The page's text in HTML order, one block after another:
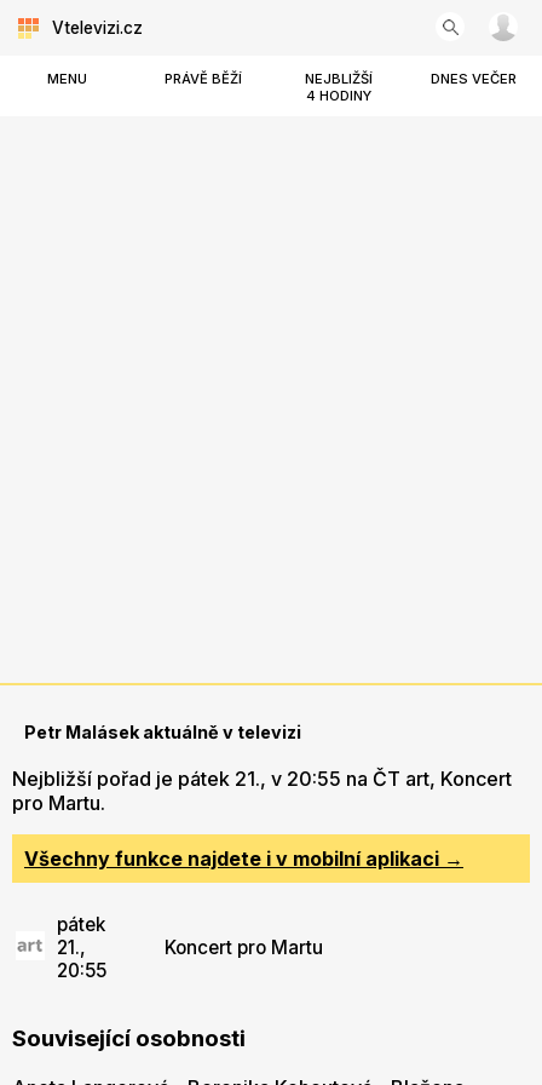
Vtelevizi.cz
MENU PRÁVĚ BĚŽÍ
NEJBLIŽŠÍ
4 HODINY
DNES VEČER
Petr Malásek aktuálně v televizi
Nejbližší pořad je pátek 21., v 20:55 na ČT art, Koncert
pro Martu.
Všechny funkce najdete i v mobilní aplikaci →
pátek
21.,
20:55
Koncert pro Martu
Související osobnosti